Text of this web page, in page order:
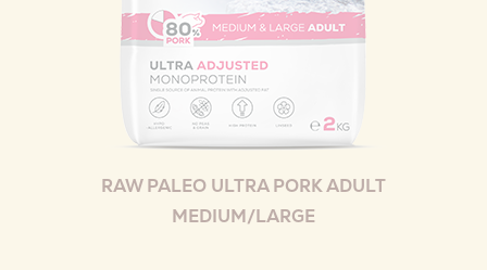
RAW PALEO ULTRA PORK ADULT
MEDIUM/LARGE